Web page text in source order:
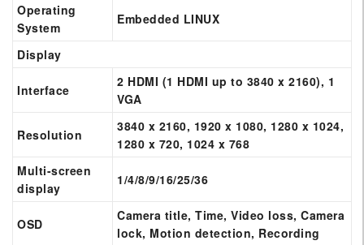
Operating
System
Embedded LINUX
Display
Interface
2 HDMI (1 HDMI up to 3840 x 2160), 1
VGA
Resolution
3840 x 2160, 1920 x 1080, 1280 x 1024,
1280 x 720, 1024 x 768
Multi-screen
display
1/4/8/9/16/25/36
OSD
Camera title, Time, Video loss, Camera
lock, Motion detection, Recording